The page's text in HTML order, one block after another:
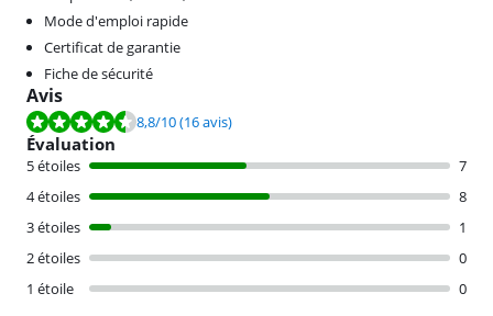
Mode d'emploi rapide
Certificat de garantie
Fiche de sécurité
Avis
La note est de 8,8 sur 10, basée sur 16 avis.
8,8/10(16 avis)
Évaluation
5 étoiles
7
4 étoiles
8
3 étoiles
1
2 étoiles
0
1 étoile
0